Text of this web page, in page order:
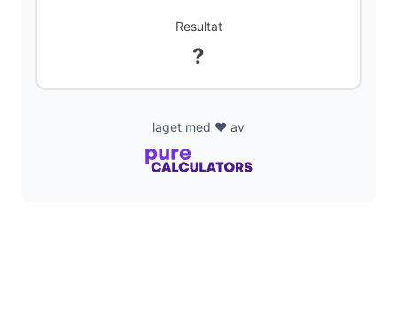
Resultat
?
laget med ❤️ av